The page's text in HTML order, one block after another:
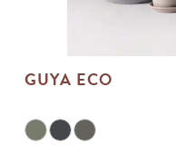
GUYA ECO